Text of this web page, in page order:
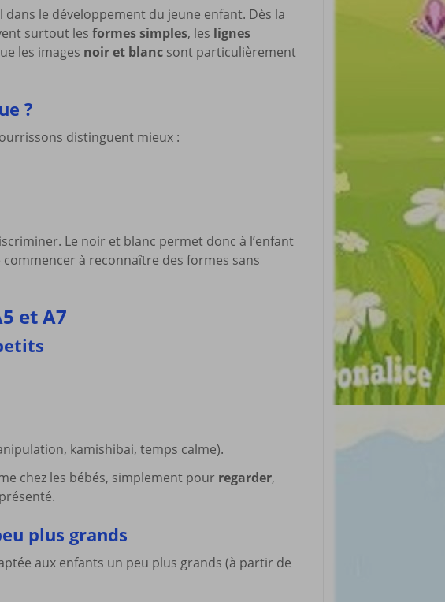
le développement du jeune enfant. Dès la
surtout les formes simples, les lignes
les images noir et blanc sont particulièrement
?
distinguent mieux :
Le noir et blanc permet donc à l’enfant
commencer à reconnaître des formes sans
et A7
kamishibai, temps calme).
chez les bébés, simplement pour regarder,
plus grands
aux enfants un peu plus grands (à partir de